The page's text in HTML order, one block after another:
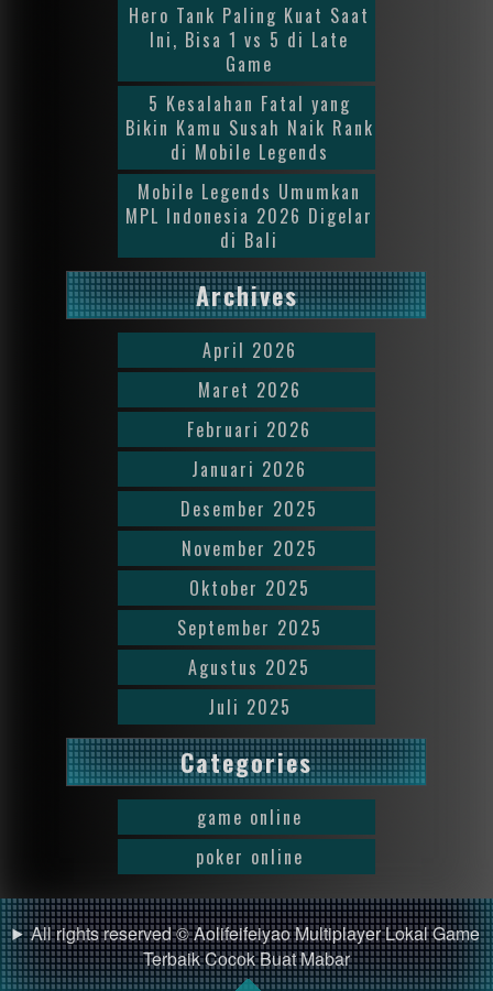
Hero Tank Paling Kuat Saat
Ini, Bisa 1 vs 5 di Late
Game
5 Kesalahan Fatal yang
Bikin Kamu Susah Naik Rank
di Mobile Legends
Mobile Legends Umumkan
MPL Indonesia 2026 Digelar
di Bali
Archives
April 2026
Maret 2026
Februari 2026
Januari 2026
Desember 2025
November 2025
Oktober 2025
September 2025
Agustus 2025
Juli 2025
Categories
game online
poker online
All rights reserved © Aolifeifeiyao Multiplayer Lokal Game
Terbaik Cocok Buat Mabar